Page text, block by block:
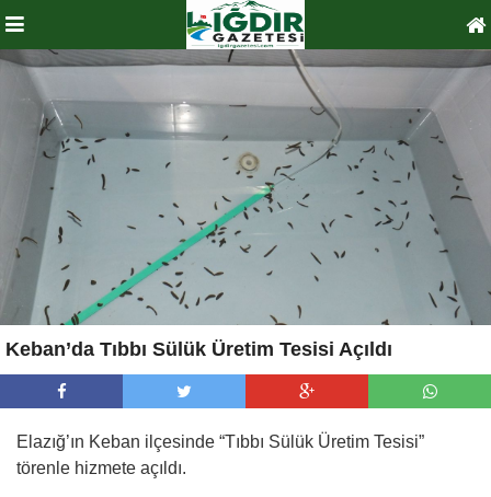
Keban’da Tıbbı Sülük Üretim Tesisi Açıldı
Elazığ’ın Keban ilçesinde “Tıbbı Sülük Üretim Tesisi”
törenle hizmete açıldı.